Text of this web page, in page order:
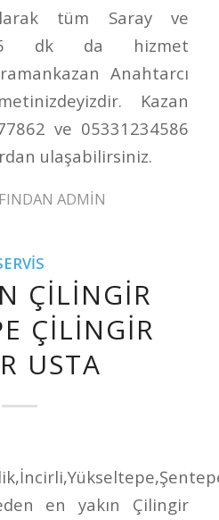
tüm Saray ve
dk da hizmet
Anahtarcı
Kazan
ve 05331234586
ulaşabilirsiniz.
ADMIN
ÇILINGIR
ÇILINGIR
USTA
en yakın Çilingir